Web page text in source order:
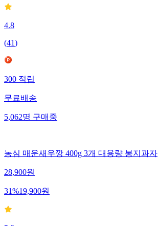
4.8
(41)
300적립
무료배송
5,062명구매중
농심 매운새우깡 400g 3개 대용량 봉지과자
28,900원
31%19,900원